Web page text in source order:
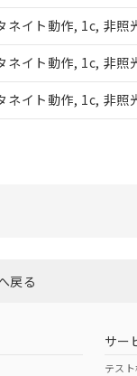
ネイト動作, 1c, 非照
ネイト動作, 1c, 非照
ネイト動作, 1c, 非照
戻る
サー
テス